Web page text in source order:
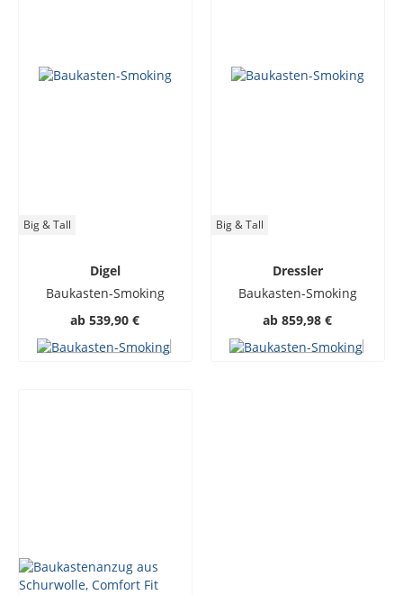
Big & Tall
Digel
Baukasten-Smoking
ab 539,90 €
Big & Tall
Dressler
Baukasten-Smoking
ab 859,98 €